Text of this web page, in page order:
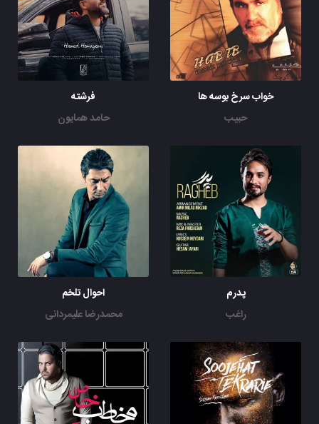
خواب سرخ بوسه ها
حبیب
فرشته
حامد همایون
پدرم
راغب
احوال تلخم
محمدرضا علیمردانی